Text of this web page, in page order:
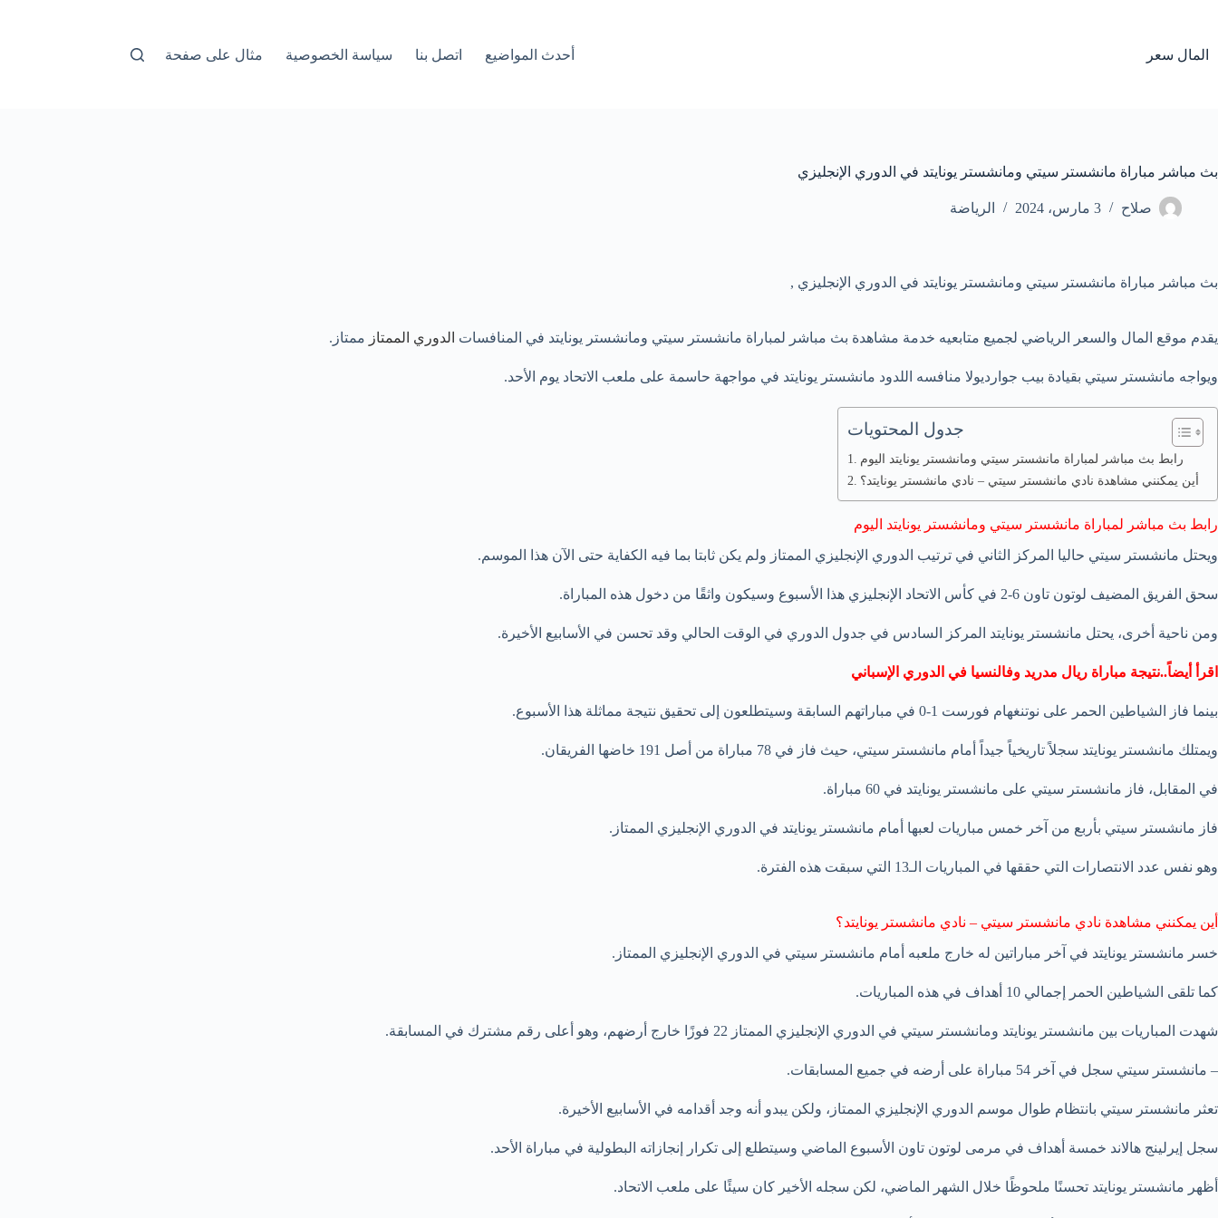
المال سعر أحدث المواضيع اتصل بنا سياسة الخصوصية مثال على صفحة
بث مباشر مباراة مانشستر سيتي ومانشستر يونايتد في الدوري الإنجليزي
صلاح 3 مارس، 2024 الرياضة
بث مباشر مباراة مانشستر سيتي ومانشستر يونايتد في الدوري الإنجليزي ,
يقدم موقع المال والسعر الرياضي لجميع متابعيه خدمة مشاهدة بث مباشر لمباراة مانشستر سيتي ومانشستر يونايتد في المنافسات الدوري الممتاز ممتاز.
ويواجه مانشستر سيتي بقيادة بيب جوارديولا منافسه اللدود مانشستر يونايتد في مواجهة حاسمة على ملعب الاتحاد يوم الأحد.
جدول المحتويات
رابط بث مباشر لمباراة مانشستر سيتي ومانشستر يونايتد اليوم
أين يمكنني مشاهدة نادي مانشستر سيتي – نادي مانشستر يونايتد؟
رابط بث مباشر لمباراة مانشستر سيتي ومانشستر يونايتد اليوم
ويحتل مانشستر سيتي حاليا المركز الثاني في ترتيب الدوري الإنجليزي الممتاز ولم يكن ثابتا بما فيه الكفاية حتى الآن هذا الموسم.
سحق الفريق المضيف لوتون تاون 6-2 في كأس الاتحاد الإنجليزي هذا الأسبوع وسيكون واثقًا من دخول هذه المباراة.
ومن ناحية أخرى، يحتل مانشستر يونايتد المركز السادس في جدول الدوري في الوقت الحالي وقد تحسن في الأسابيع الأخيرة.
اقرأ أيضاً..نتيجة مباراة ريال مدريد وفالنسيا في الدوري الإسباني
بينما فاز الشياطين الحمر على نوتنغهام فورست 1-0 في مباراتهم السابقة وسيتطلعون إلى تحقيق نتيجة مماثلة هذا الأسبوع.
ويمتلك مانشستر يونايتد سجلاً تاريخياً جيداً أمام مانشستر سيتي، حيث فاز في 78 مباراة من أصل 191 خاضها الفريقان.
في المقابل، فاز مانشستر سيتي على مانشستر يونايتد في 60 مباراة.
فاز مانشستر سيتي بأربع من آخر خمس مباريات لعبها أمام مانشستر يونايتد في الدوري الإنجليزي الممتاز.
وهو نفس عدد الانتصارات التي حققها في المباريات الـ13 التي سبقت هذه الفترة.
أين يمكنني مشاهدة نادي مانشستر سيتي – نادي مانشستر يونايتد؟
خسر مانشستر يونايتد في آخر مباراتين له خارج ملعبه أمام مانشستر سيتي في الدوري الإنجليزي الممتاز.
كما تلقى الشياطين الحمر إجمالي 10 أهداف في هذه المباريات.
شهدت المباريات بين مانشستر يونايتد ومانشستر سيتي في الدوري الإنجليزي الممتاز 22 فوزًا خارج أرضهم، وهو أعلى رقم مشترك في المسابقة.
– مانشستر سيتي سجل في آخر 54 مباراة على أرضه في جميع المسابقات.
تعثر مانشستر سيتي بانتظام طوال موسم الدوري الإنجليزي الممتاز، ولكن يبدو أنه وجد أقدامه في الأسابيع الأخيرة.
سجل إيرلينج هالاند خمسة أهداف في مرمى لوتون تاون الأسبوع الماضي وسيتطلع إلى تكرار إنجازاته البطولية في مباراة الأحد.
أظهر مانشستر يونايتد تحسنًا ملحوظًا خلال الشهر الماضي، لكن سجله الأخير كان سيئًا على ملعب الاتحاد.